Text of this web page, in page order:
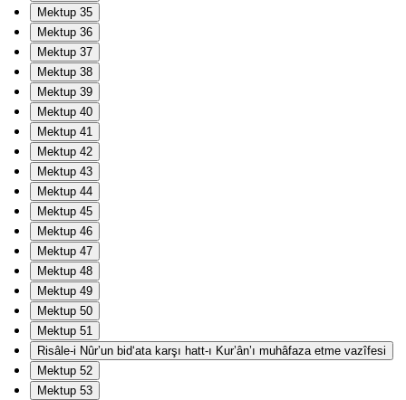
Mektup 35
Mektup 36
Mektup 37
Mektup 38
Mektup 39
Mektup 40
Mektup 41
Mektup 42
Mektup 43
Mektup 44
Mektup 45
Mektup 46
Mektup 47
Mektup 48
Mektup 49
Mektup 50
Mektup 51
Risâle-i Nûr’un bid‘ata karşı hatt-ı Kur’ân’ı muhâfaza etme vazîfesi
Mektup 52
Mektup 53